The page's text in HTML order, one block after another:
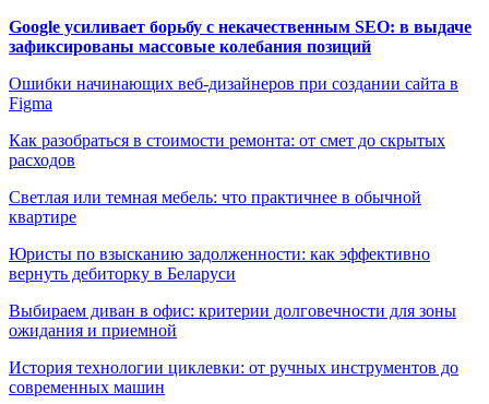
Google усиливает борьбу с некачественным SEO: в выдаче
зафиксированы массовые колебания позиций
Ошибки начинающих веб-дизайнеров при создании сайта в
Figma
Как разобраться в стоимости ремонта: от смет до скрытых
расходов
Светлая или темная мебель: что практичнее в обычной
квартире
Юристы по взысканию задолженности: как эффективно
вернуть дебиторку в Беларуси
Выбираем диван в офис: критерии долговечности для зоны
ожидания и приемной
История технологии циклевки: от ручных инструментов до
современных машин